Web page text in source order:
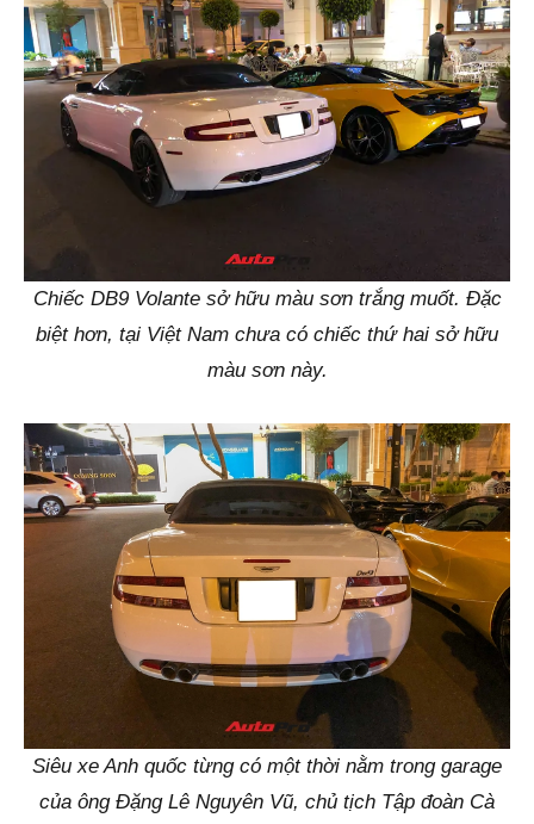
Chiếc DB9 Volante sở hữu màu sơn trắng muốt. Đặc
biệt hơn, tại Việt Nam chưa có chiếc thứ hai sở hữu
màu sơn này.
Siêu xe Anh quốc từng có một thời nằm trong garage
của ông Đặng Lê Nguyên Vũ, chủ tịch Tập đoàn Cà